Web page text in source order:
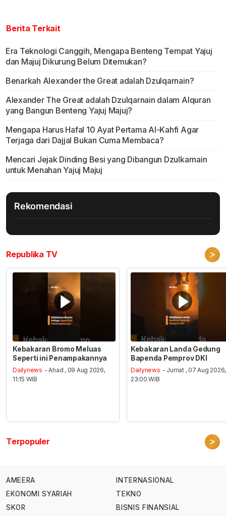
Berita Terkait
Era Teknologi Canggih, Mengapa Benteng Tempat Yajuj
dan Majuj Dikurung Belum Ditemukan?
Benarkah Alexander the Great adalah Dzulqarnain?
Alexander The Great adalah Dzulqarnain dalam Alquran
yang Bangun Benteng Yajuj Majuj?
Mengapa Harus Hafal 10 Ayat Pertama Al-Kahfi Agar
Terjaga dari Dajjal Bukan Cuma Membaca?
Mencari Jejak Dinding Besi yang Dibangun Dzulkarnain
untuk Menahan Yajuj Majuj
Rekomendasi
Republika TV >
Kebakaran Bromo Meluas
Seperti ini Penampakannya
Dailynews - Ahad , 09 Aug 2026,
11:15 WIB
Kebakaran Landa Gedung
Bapenda Pemprov DKI
Dailynews - Jumat , 07 Aug 2026,
23:00 WIB
Terpopuler >
AMEERA
EKONOMI SYARIAH
SKOR
INTERNASIONAL
TEKNO
BISNIS FINANSIAL